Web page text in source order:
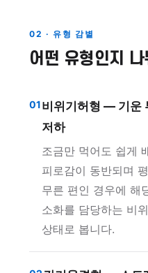
02 · 유형 감별
어떤 유형인지
01비위기허형 — 기운
저하
조금만 먹어도 쉽게
피로감이 동반되며
무른 편인 경우에 해
소화를 담당하는 비
상태로 봅니다.